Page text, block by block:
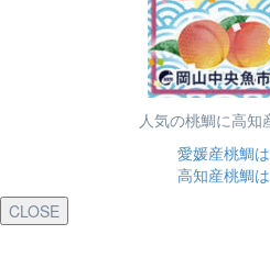
人気の桃鯛に高知
愛媛産桃鯛
高知産桃鯛
CLOSE